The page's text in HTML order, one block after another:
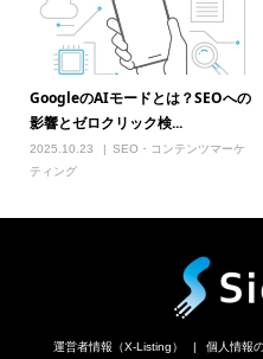
GoogleのAIモードとは？SEOへの
影響とゼロクリック検...
2025.10.23
SEO・コンテンツマーケ
ティング
運営者情報（X-Listing） 個人情報